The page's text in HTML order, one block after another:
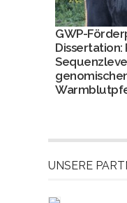
GWP-
Dissertation:
UNSERE